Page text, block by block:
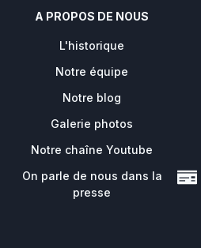
A PROPOS DE NOUS
L'historique
Notre équipe
Notre blog
Galerie photos
Notre chaîne Youtube
On parle de nous dans la
presse